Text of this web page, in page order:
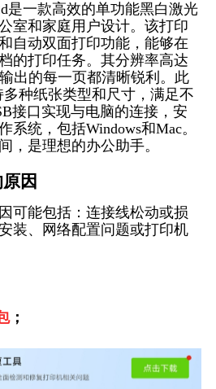
是一款高效的单功能黑白激光
室和家庭用户设计。该打印
自动双面打印功能，能够在
的打印任务。其分辨率高达
出的每一页都清晰锐利。此
多种纸张类型和尺寸，满足不
接口实现与电脑的连接，安
系统，包括Windows和Mac。
，是理想的办公助手。
因
可能包括：连接线松动或损
装、网络配置问题或打印机
；